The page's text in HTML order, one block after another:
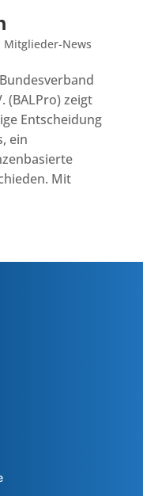
Mitglieder-News
(BALPro) zeigt
Entscheidung
ein
Mit